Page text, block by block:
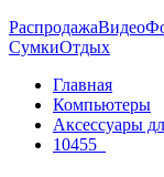
РаспродажаВидео
СумкиОтдых
Главная
Компьютеры
Аксессуары
10455_